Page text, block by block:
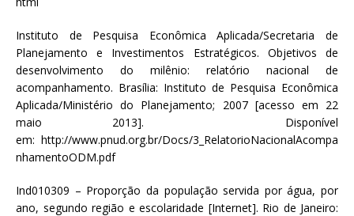
Instituto de Pesquisa Econômica Aplicada/Secretaria de
Planejamento e Investimentos Estratégicos. Objetivos de
desenvolvimento do milênio: relatório nacional de
acompanhamento. Brasília: Instituto de Pesquisa Econômica
Aplicada/Ministério do Planejamento; 2007 [acesso em 22
maio 2013]. Disponível
em: http://www.pnud.org.br/Docs/3_RelatorioNacionalAcompa
nhamentoODM.pdf
Ind010309 – Proporção da população servida por água, por
ano, segundo região e escolaridade [Internet]. Rio de Janeiro: